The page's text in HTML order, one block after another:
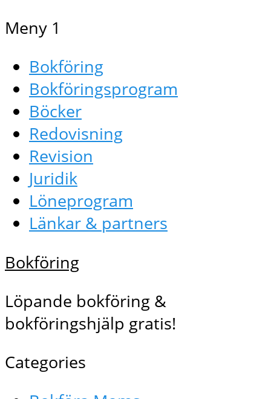
Meny 1
Bokföring
Bokföringsprogram
Böcker
Redovisning
Revision
Juridik
Löneprogram
Länkar & partners
Bokföring
Löpande bokföring &
bokföringshjälp gratis!
Categories